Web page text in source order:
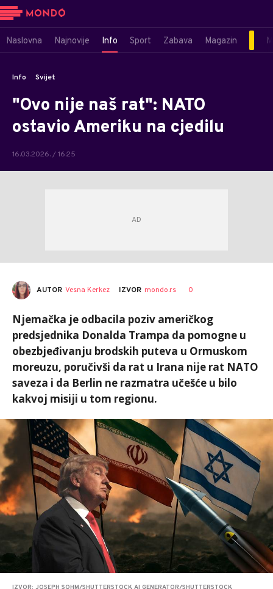
Naslovna Najnovije Info Sport Zabava Magazin
Info Svijet
"Ovo nije naš rat": NATO
ostavio Ameriku na cjedilu
16.03.2026. / 16:25
AUTOR Vesna Kerkez IZVOR mondo.rs 0
Njemačka je odbacila poziv američkog
predsjednika Donalda Trampa da pomogne u
obezbjeđivanju brodskih puteva u Ormuskom
moreuzu, poručivši da rat u Irana nije rat NATO
saveza i da Berlin ne razmatra učešće u bilo
kakvoj misiji u tom regionu.